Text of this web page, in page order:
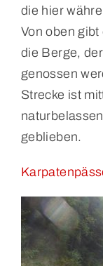
die hier
Von oben
die Berge,
genossen
Strecke ist
geblieben.